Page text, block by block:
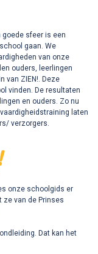
goede sfeer is een
gaan. We
van onze
ouders, leerlingen
van ZIEN!. Deze
vinden. De resultaten
en ouders. Zo nu
laten
verzorgers.
onze schoolgids er
ze van de Prinses
Dat kan het